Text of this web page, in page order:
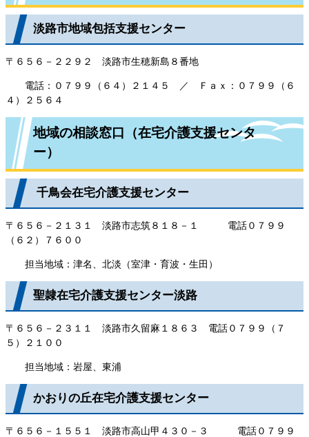
淡路市地域包括支援センター
〒６５６－２２９２ 淡路市生穂新島８番地
電話：０７９９（６４）２１４５ ／ Ｆａｘ：０７９９（６
４）２５６４
地域の相談窓口（在宅介護支援センタ
ー）
千鳥会在宅介護支援センター
〒６５６－２１３１ 淡路市志筑８１８－１ 電話０７９９
（６２）７６００
担当地域：津名、北淡（室津・育波・生田）
聖隷在宅介護支援センター淡路
〒６５６－２３１１ 淡路市久留麻１８６３ 電話０７９９（７
５）２１００
担当地域：岩屋、東浦
かおりの丘在宅介護支援センター
〒６５６－１５５１ 淡路市高山甲４３０－３ 電話０７９９